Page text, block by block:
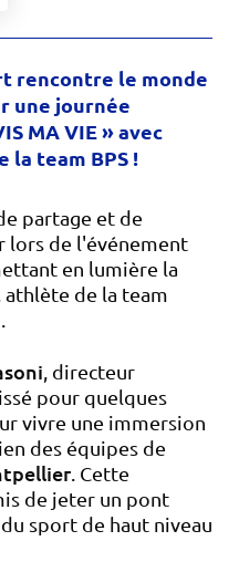
rencontre le monde
une journée
MA VIE » avec
la team BPS !
partage et de
lors de l'événement
en lumière la
, athlète de la team
, directeur
pour quelques
vivre une immersion
des équipes de
. Cette
de jeter un pont
sport de haut niveau